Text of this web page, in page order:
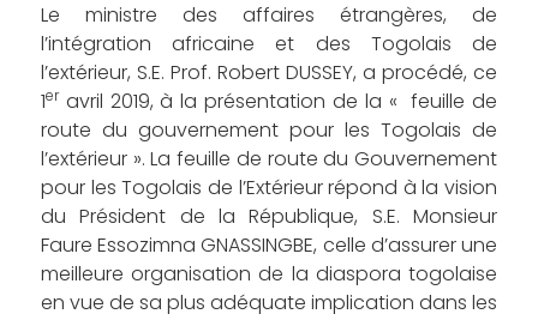
Le ministre des affaires étrangères, de
l’intégration africaine et des Togolais de
l’extérieur, S.E. Prof. Robert DUSSEY, a procédé, ce
1eravril 2019, à la présentation de la « feuille de
route du gouvernement pour les Togolais de
l’extérieur ». La feuille de route du Gouvernement
pour les Togolais de l’Extérieur répond à la vision
du Président de la République, S.E. Monsieur
Faure Essozimna GNASSINGBE, celle d’assurer une
meilleure organisation de la diaspora togolaise
en vue de sa plus adéquate implication dans les